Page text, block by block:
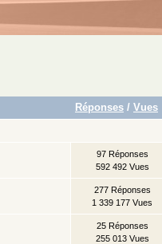
Réponses / Vues
97 Réponses
592 492 Vues
277 Réponses
1 339 177 Vues
25 Réponses
255 013 Vues